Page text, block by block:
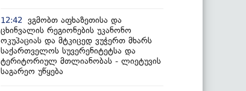
12:42
ვგმობთ აფხაზეთისა და
ცხინვალის რეგიონების უკანონო
ოკუპაციას და მტკიცედ ვუჭერთ მხარს
საქართველოს სუვერენიტეტსა და
ტერიტორიულ მთლიანობას - ლიეტუვის
საგარეო უწყება